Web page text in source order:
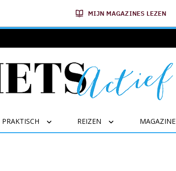
MIJN MAGAZINES LEZEN
PRAKTISCH REIZEN MAGAZINE